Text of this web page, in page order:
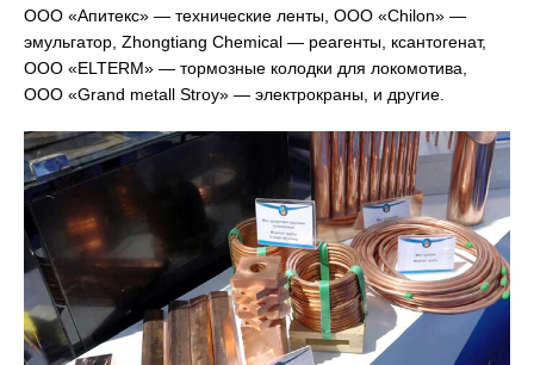
ООО «Апитекс» — технические ленты, ООО «Chilon» —
эмульгатор, Zhongtiang Chemical — реагенты, ксантогенат,
ООО «ELTERM» — тормозные колодки для локомотива,
ООО «Grand metall Stroy» — электрокраны, и другие.